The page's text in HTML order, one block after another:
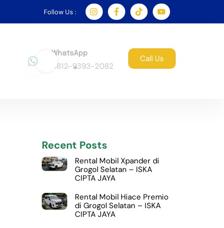
Follow Us :
WhatsApp
0812-9393-2082
Call Us
Recent Posts
Rental Mobil Xpander di
Grogol Selatan – ISKA
CIPTA JAYA
Rental Mobil Hiace Premio
di Grogol Selatan – ISKA
CIPTA JAYA